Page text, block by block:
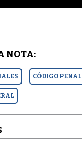
NOTA:
CÓDIGO PENAL